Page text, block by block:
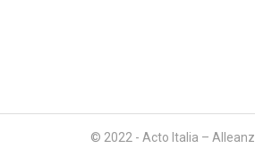
© 2022 - Acto Italia –